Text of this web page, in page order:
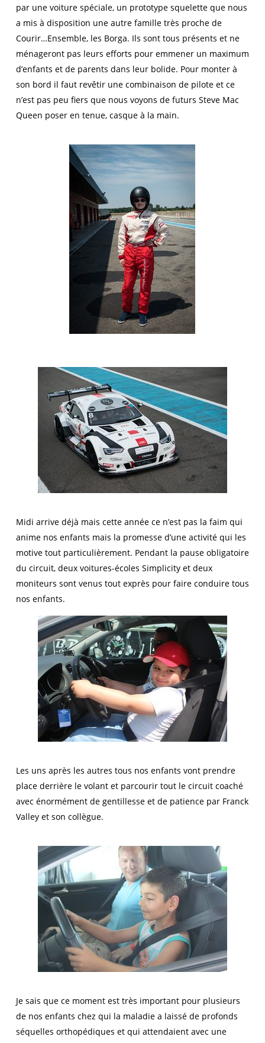
par une voiture spéciale, un prototype squelette que nous
a mis à disposition une autre famille très proche de
Courir…Ensemble, les Borga. Ils sont tous présents et ne
ménageront pas leurs efforts pour emmener un maximum
d’enfants et de parents dans leur bolide. Pour monter à
son bord il faut revêtir une combinaison de pilote et ce
n’est pas peu fiers que nous voyons de futurs Steve Mac
Queen poser en tenue, casque à la main.
Midi arrive déjà mais cette année ce n’est pas la faim qui
anime nos enfants mais la promesse d’une activité qui les
motive tout particulièrement. Pendant la pause obligatoire
du circuit, deux voitures-écoles Simplicity et deux
moniteurs sont venus tout exprès pour faire conduire tous
nos enfants.
Les uns après les autres tous nos enfants vont prendre
place derrière le volant et parcourir tout le circuit coaché
avec énormément de gentillesse et de patience par Franck
Valley et son collègue.
Je sais que ce moment est très important pour plusieurs
de nos enfants chez qui la maladie a laissé de profonds
séquelles orthopédiques et qui attendaient avec une